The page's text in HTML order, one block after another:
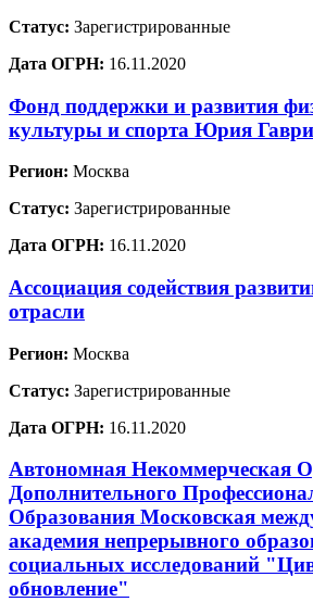
Статус: Зарегистрированные
Дата ОГРН: 16.11.2020
Фонд поддержки и развития
культуры и спорта Юрия
Регион: Москва
Статус: Зарегистрированные
Дата ОГРН: 16.11.2020
Ассоциация содействия
отрасли
Регион: Москва
Статус: Зарегистрированные
Дата ОГРН: 16.11.2020
Автономная Некоммерческая
Дополнительного
Образования Московская
академия непрерывного
социальных исследований
обновление"